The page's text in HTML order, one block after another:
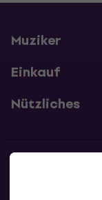
Muziker
Einkauf
Nützliches